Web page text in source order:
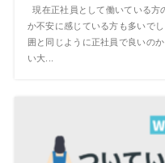
現在正社員として働いている方
か不安に感じている方も多いで
囲と同じように正社員で良いの
い大...